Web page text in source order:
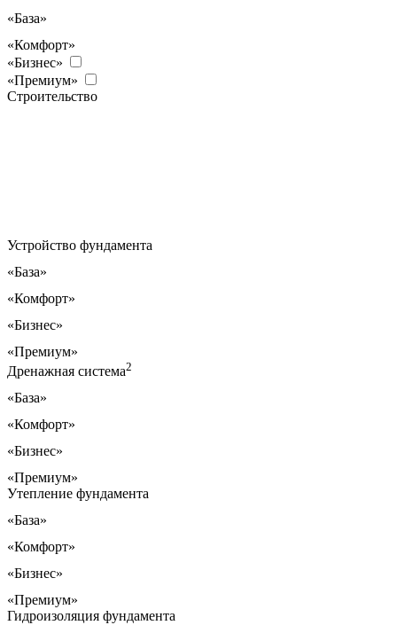
«База»
«Комфорт»
«Бизнес»
«Премиум»
Строительство
Устройство фундамента
«База»
«Комфорт»
«Бизнес»
«Премиум»
Дренажная система2
«База»
«Комфорт»
«Бизнес»
«Премиум»
Утепление фундамента
«База»
«Комфорт»
«Бизнес»
«Премиум»
Гидроизоляция фундамента